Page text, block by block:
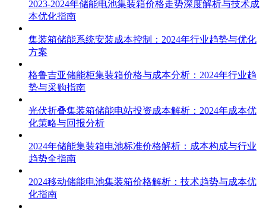
2023-2024年储能电池集装箱价格走势深度解析与技术成
本优化指南
集装箱储能系统安装成本控制：2024年行业趋势与优化
方案
格鲁吉亚储能柜集装箱价格与成本分析：2024年行业趋
势与采购指南
光伏折叠集装箱储能电站投资成本解析：2024年成本优
化策略与回报分析
2024年储能集装箱电池标准价格解析：成本构成与行业
趋势全指南
2024移动储能电池集装箱价格解析：技术趋势与成本优
化指南